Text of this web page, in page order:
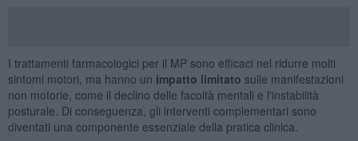
I trattamenti farmacologici per il MP sono efficaci nel ridurre molti
sintomi motori, ma hanno un impatto limitato sulle manifestazioni
non motorie, come il declino delle facoltà mentali e l'instabilità
posturale. Di conseguenza, gli interventi complementari sono
diventati una componente essenziale della pratica clinica.